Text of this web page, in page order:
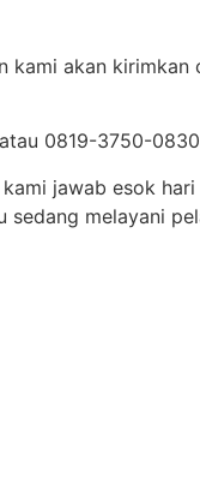
kami akan
0819-3750-
jawab esok
melayani